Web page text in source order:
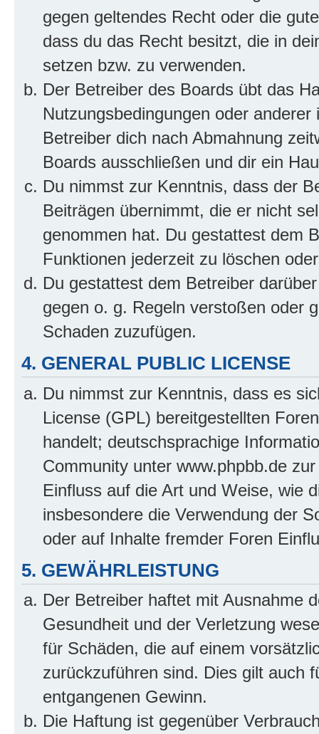
gegen geltendes Recht oder die
dass du das Recht besitzt, die in
setzen bzw. zu verwenden.
Der Betreiber des Boards übt das
Nutzungsbedingungen oder
Betreiber dich nach Abmahnung
Boards ausschließen und dir ein
Du nimmst zur Kenntnis, dass der
Beiträgen übernimmt, die er nicht
genommen hat. Du gestattest dem
Funktionen jederzeit zu löschen
Du gestattest dem Betreiber
gegen o. g. Regeln verstoßen oder
Schaden zuzufügen.
4. GENERAL PUBLIC LICENSE
Du nimmst zur Kenntnis, dass es
License (GPL) bereitgestellten
handelt; deutschsprachige
Community unter www.phpbb.de
Einfluss auf die Art und Weise, wie
insbesondere die Verwendung der
oder auf Inhalte fremder Foren
5. GEWÄHRLEISTUNG
Der Betreiber haftet mit Ausnahme
Gesundheit und der Verletzung
für Schäden, die auf einem
zurückzuführen sind. Dies gilt auch
entgangenen Gewinn.
Die Haftung ist gegenüber